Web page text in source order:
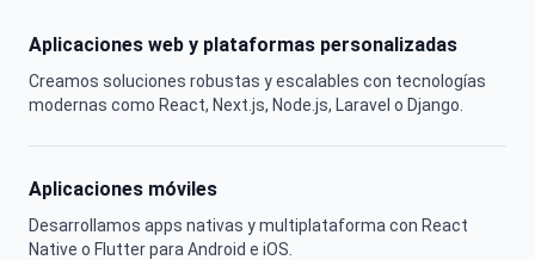
Aplicaciones web y plataformas personalizadas
Creamos soluciones robustas y escalables con tecnologías
modernas como React, Next.js, Node.js, Laravel o Django.
Aplicaciones móviles
Desarrollamos apps nativas y multiplataforma con React
Native o Flutter para Android e iOS.